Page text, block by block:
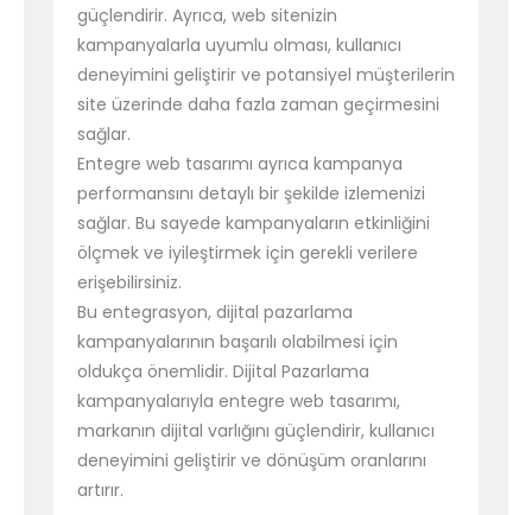
güçlendirir. Ayrıca, web sitenizin
kampanyalarla uyumlu olması, kullanıcı
deneyimini geliştirir ve potansiyel müşterilerin
site üzerinde daha fazla zaman geçirmesini
sağlar.
Entegre web tasarımı ayrıca kampanya
performansını detaylı bir şekilde izlemenizi
sağlar. Bu sayede kampanyaların etkinliğini
ölçmek ve iyileştirmek için gerekli verilere
erişebilirsiniz.
Bu entegrasyon, dijital pazarlama
kampanyalarının başarılı olabilmesi için
oldukça önemlidir. Dijital Pazarlama
kampanyalarıyla entegre web tasarımı,
markanın dijital varlığını güçlendirir, kullanıcı
deneyimini geliştirir ve dönüşüm oranlarını
artırır.